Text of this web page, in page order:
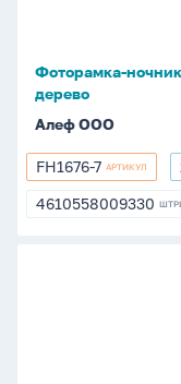
Фоторамка-
дерево
Алеф ООО
FH1676-
7
FH1676-7 АРТИКУЛ
4610558009330
4610558009330